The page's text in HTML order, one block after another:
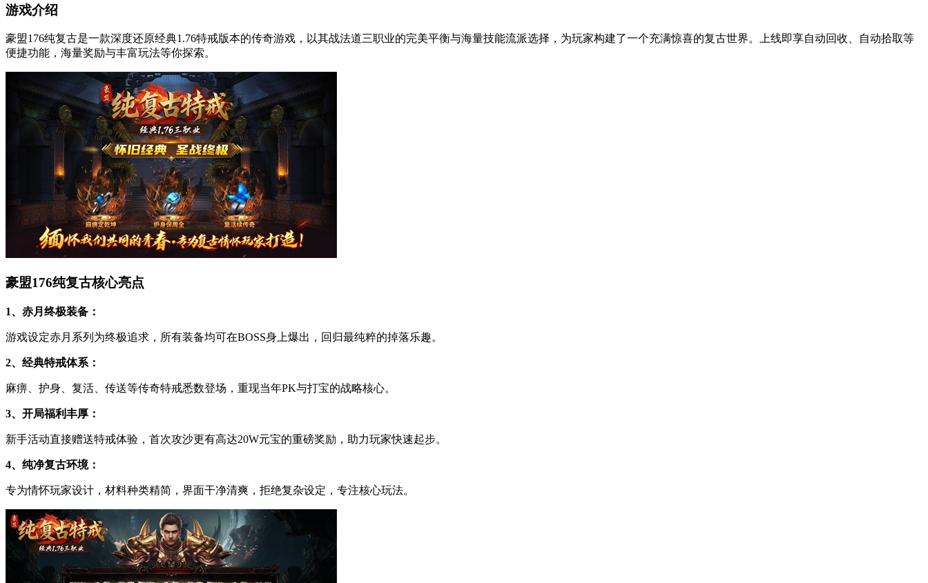
游戏介绍
豪盟176纯复古是一款深度还原经典1.76特戒版本的传奇游戏，以其战法道三职业的完美平衡与海量技能流派选择，为玩家构建了一个充满惊喜的复古世界。上线即享自动回收、自动拾取等
便捷功能，海量奖励与丰富玩法等你探索。
豪盟176纯复古核心亮点
1、赤月终极装备：
游戏设定赤月系列为终极追求，所有装备均可在BOSS身上爆出，回归最纯粹的掉落乐趣。
2、经典特戒体系：
麻痹、护身、复活、传送等传奇特戒悉数登场，重现当年PK与打宝的战略核心。
3、开局福利丰厚：
新手活动直接赠送特戒体验，首次攻沙更有高达20W元宝的重磅奖励，助力玩家快速起步。
4、纯净复古环境：
专为情怀玩家设计，材料种类精简，界面干净清爽，拒绝复杂设定，专注核心玩法。